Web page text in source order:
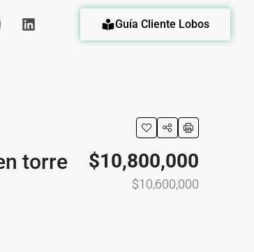
Guía Cliente Lobos
torre
$10,800,000
$10,600,000